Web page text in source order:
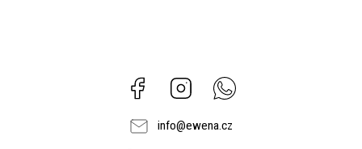
Facebook Instagram
info@ewena.cz